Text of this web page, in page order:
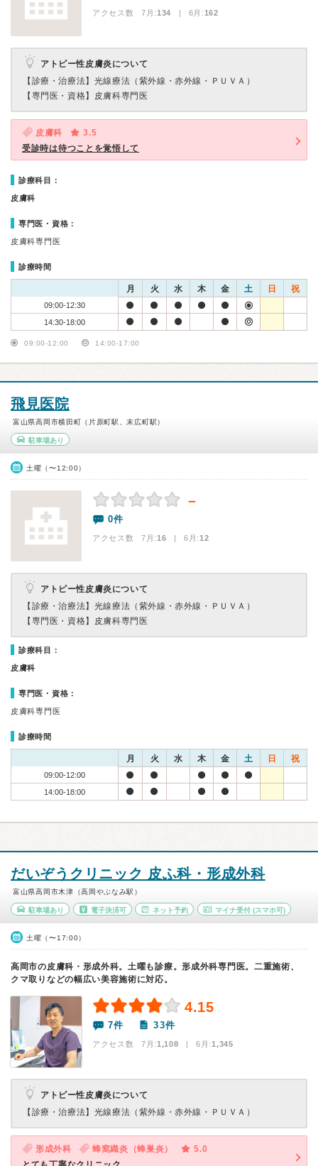
アクセス数 7月:134 | 6月:162
アトピー性皮膚炎について
【診療・治療法】 光線療法（紫外線・赤外線・ＰＵＶＡ）
【専門医・資格】 皮膚科専門医
皮膚科
3.5
受診時は待つことを覚悟して
診療科目：
皮膚科
専門医・資格：
皮膚科専門医
診療時間
月 火 水 木 金 土 日 祝
09:00-12:30
14:30-18:00
09:00-12:00 14:00-17:00
飛見医院
富山県高岡市横田町（片原町駅、末広町駅）
駐車場あり
土曜（〜12:00）
－
0件
アクセス数 7月:16 | 6月:12
アトピー性皮膚炎について
【診療・治療法】 光線療法（紫外線・赤外線・ＰＵＶＡ）
【専門医・資格】 皮膚科専門医
診療科目：
皮膚科
専門医・資格：
皮膚科専門医
診療時間
月 火 水 木 金 土 日 祝
09:00-12:00
14:00-18:00
だいぞうクリニック 皮ふ科・形成外科
富山県高岡市木津（高岡やぶなみ駅）
駐車場あり 電子決済可 ネット予約 マイナ受付 (スマホ可)
土曜（〜17:00）
高岡市の皮膚科・形成外科。土曜も診療。形成外科専門医。二重施術、
クマ取りなどの幅広い美容施術に対応。
4.15
7件 33件
アクセス数 7月:1,108 | 6月:1,345
アトピー性皮膚炎について
【診療・治療法】 光線療法（紫外線・赤外線・ＰＵＶＡ）
形成外科 蜂窩織炎（蜂巣炎）
5.0